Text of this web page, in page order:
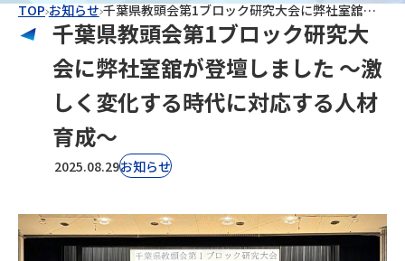
TOP お知らせ 千葉県教頭会第1ブロック研究大会に弊社室舘が登壇しました ～激しく変化する時代に対応する人材育成～
千葉県教頭会第1ブロック研究大
会に弊社室舘が登壇しました ～激
しく変化する時代に対応する人材
育成～
2025.08.29お知らせ